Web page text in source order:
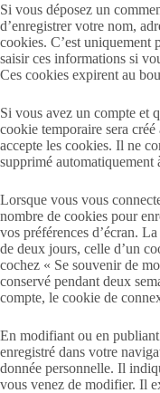
Si vous déposez un
d’enregistrer votre nom,
cookies. C’est uniquement
saisir ces informations si
Ces cookies expirent au
Si vous avez un compte et
cookie temporaire sera
accepte les cookies. Il ne
supprimé automatiquement
Lorsque vous vous
nombre de cookies pour
vos préférences d’écran.
de deux jours, celle d’un
cochez « Se souvenir de
conservé pendant deux
compte, le cookie de
En modifiant ou en
enregistré dans votre
donnée personnelle. Il
vous venez de modifier. Il